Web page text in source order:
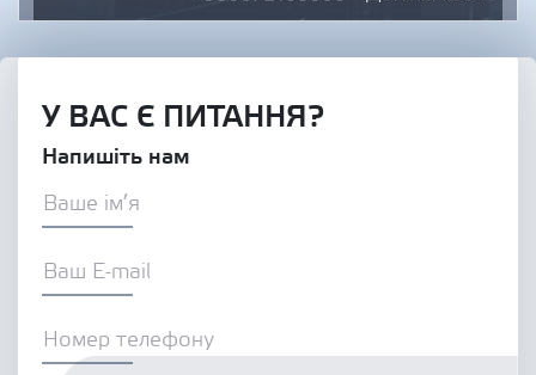
У ВАС Є ПИТАННЯ?
Напишіть нам